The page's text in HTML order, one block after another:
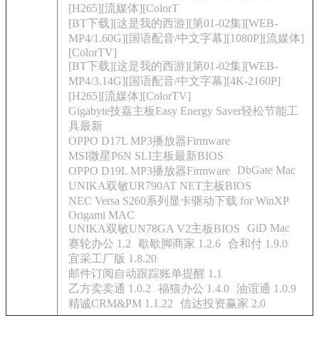
[H265][流媒体][ColorT
[BT下载][这是我的西游][第01-02集][WEB-
MP4/1.60G][国语配音/中文字幕][1080P][流媒体]
[ColorTV]
[BT下载][这是我的西游][第01-02集][WEB-
MP4/3.14G][国语配音/中文字幕][4K-2160P]
[H265][流媒体][ColorTV]
Gigabyte技嘉主板Easy Energy Saver轻松节能工
具最新
OPPO D17L MP3播放器Firmware
MSI微星P6N SLI主板最新BIOS
OPPO D19L MP3播放器Firmware
DbGate Mac
UNIKA双敏UR790AT NET主板BIOS
NEC Versa S260系列显卡驱动下载 for WinXP
Origami MAC
UNIKA双敏UN78GA V2主板BIOS
GiD Mac
赛轮办公 1.2
歇歇脚商家 1.2.6 合和付 1.9.0
宜采工厂版 1.8.20
邮件订阅自动跟踪账单提醒 1.1
乙方卖卖通 1.0.2
福猫办公 1.4.0 油谊通 1.0.9
精诚CRM&PM 1.1.22
信达投资赢家 2.0